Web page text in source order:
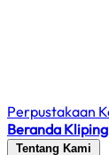
Perpustakaan
Beranda
Tentang Kami